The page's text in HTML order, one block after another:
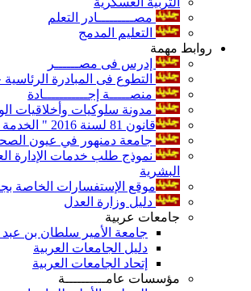
مصـــــــــادر التعلم
التعليم المدمج
روابط مهمة
إدرس فى مصــــــر
التطوع فى المبادرة
منصـــــة إجـــــــــــادة
مدونة سلوكيات وأخلاقيات
قانون 81 لسنة 2016 " الخدمة المدنيــة "
جامعة دمنهور في عيون
نموذج طلب خدمات الإدارة
البشرية
موقع الإستفسارات الخاصة
دليل وزارة العدل
جامعات عربية
جامعة الأمير سلطان بن عبد
دليل الجامعات العربية
إتحاد الجامعات العربية
مؤسسات عامــــــــــة